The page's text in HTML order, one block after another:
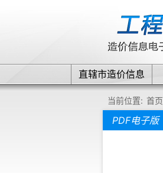
直辖市造价信息
当前位置: 首页
PDF电子版